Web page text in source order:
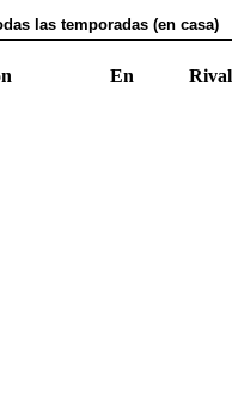
las temporadas (en casa)
En Rival